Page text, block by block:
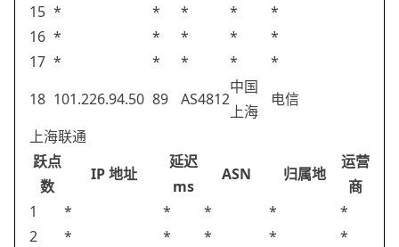
15 * * * *
*
16 * * * *
*
17 * * * *
*
18 101.226.94.50 89 AS4812
中国
上海
电信
上海联通
跃点
数
IP 地址
延迟
ms
ASN 归属地
运营
商
1
* * * *
*
2
* * * *
*